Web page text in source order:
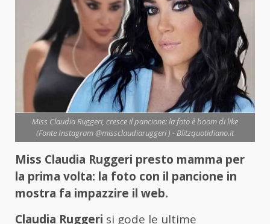
Miss Claudia Ruggeri, cresce il pancione: la foto è boom di like
(Fonte Instagram @missclaudiaruggeri ) - Blitzquotidiano.it
Miss Claudia Ruggeri presto mamma per
la prima volta: la foto con il pancione in
mostra fa impazzire il web.
Claudia Ruggeri si gode le ultime